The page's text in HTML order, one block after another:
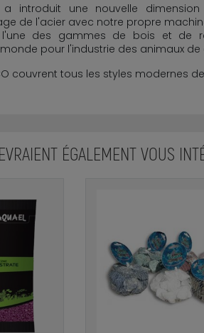
a introduit une nouvelle
de l'acier avec notre propre
l'une des gammes de bois et
pour l'industrie des animaux
couvrent tous les styles modernes
ÉGALEMENT VOUS